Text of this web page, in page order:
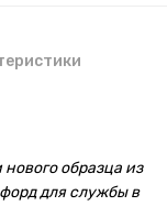
образца из
для службы в